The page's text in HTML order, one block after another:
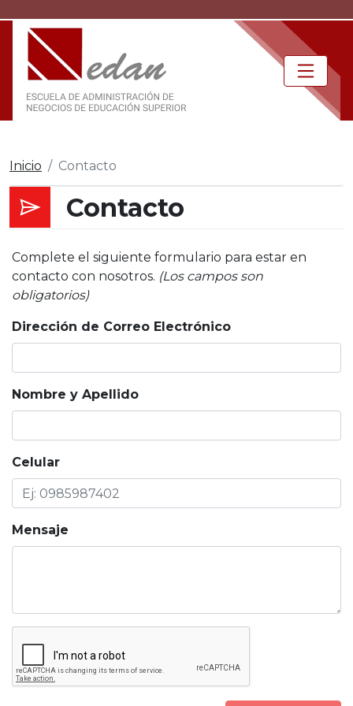
Inicio Contacto
Contacto
Complete el siguiente formulario para estar en
contacto con nosotros. (Los campos son
obligatorios)
Dirección de Correo Electrónico
Nombre y Apellido
Celular
Mensaje